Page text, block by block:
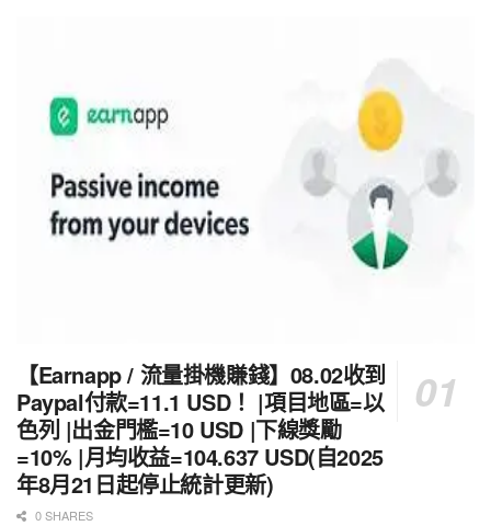
【Earnapp / 流量掛機賺錢】08.02收到
Paypal付款=11.1 USD！ |項目地區=以
色列 |出金門檻=10 USD |下線獎勵
=10% |月均收益=104.637 USD(自2025
年8月21日起停止統計更新)
0 SHARES